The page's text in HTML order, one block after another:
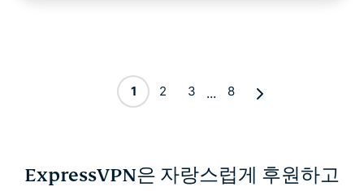
1 2 3 ... 8
ExpressVPN은 자랑스럽게 후원하고